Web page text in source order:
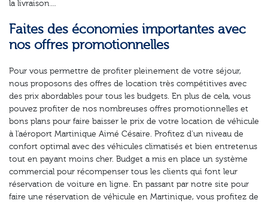
la livraison…
Faites des économies importantes avec
nos offres promotionnelles
Pour vous permettre de profiter pleinement de votre séjour,
nous proposons des offres de location très compétitives avec
des prix abordables pour tous les budgets. En plus de cela, vous
pouvez profiter de nos nombreuses offres promotionnelles et
bons plans pour faire baisser le prix de votre location de véhicule
à l'aéroport Martinique Aimé Césaire. Profitez d'un niveau de
confort optimal avec des véhicules climatisés et bien entretenus
tout en payant moins cher. Budget a mis en place un système
commercial pour récompenser tous les clients qui font leur
réservation de voiture en ligne. En passant par notre site pour
faire une réservation de véhicule en Martinique, vous profitez de